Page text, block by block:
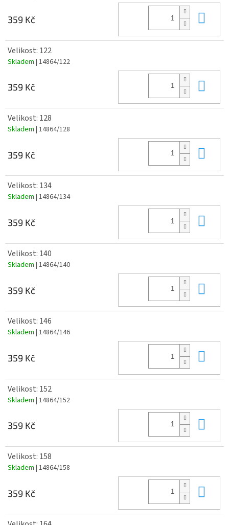
359 Kč
Velikost: 122
Skladem | 14864/122
359 Kč
Velikost: 128
Skladem | 14864/128
359 Kč
Velikost: 134
Skladem | 14864/134
359 Kč
Velikost: 140
Skladem | 14864/140
359 Kč
Velikost: 146
Skladem | 14864/146
359 Kč
Velikost: 152
Skladem | 14864/152
359 Kč
Velikost: 158
Skladem | 14864/158
359 Kč